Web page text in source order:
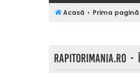
Acasă Prima pagină
Rapitorimania.ro -